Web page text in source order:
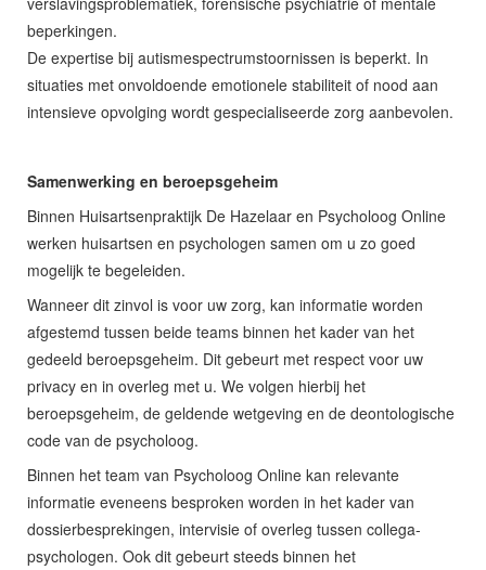
beperkingen.
De expertise bij autismespectrumstoornissen is beperkt. In
situaties met onvoldoende emotionele stabiliteit of nood aan
intensieve opvolging wordt gespecialiseerde zorg aanbevolen.
Samenwerking en beroepsgeheim
Binnen Huisartsenpraktijk De Hazelaar en Psycholoog Online
werken huisartsen en psychologen samen om u zo goed
mogelijk te begeleiden.
Wanneer dit zinvol is voor uw zorg, kan informatie worden
afgestemd tussen beide teams binnen het kader van het
gedeeld beroepsgeheim. Dit gebeurt met respect voor uw
privacy en in overleg met u. We volgen hierbij het
beroepsgeheim, de geldende wetgeving en de deontologische
code van de psycholoog.
Binnen het team van Psycholoog Online kan relevante
informatie eveneens besproken worden in het kader van
dossierbesprekingen, intervisie of overleg tussen collega-
psychologen. Ook dit gebeurt steeds binnen het